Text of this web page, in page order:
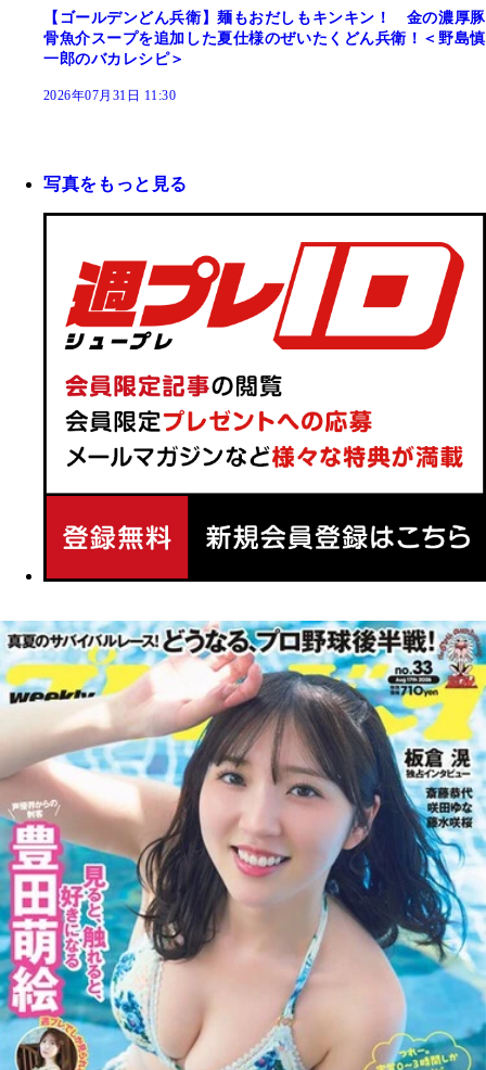
【ゴールデンどん兵衛】麺もおだしもキンキン！ 金の濃厚豚
骨魚介スープを追加した夏仕様のぜいたくどん兵衛！＜野島慎
一郎のバカレシピ＞
2026年07月31日 11:30
写真をもっと見る